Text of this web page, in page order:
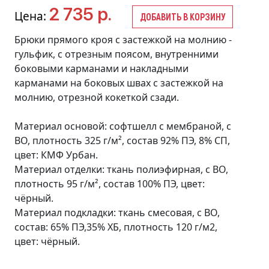
Цена: 2 735 р. ДОБАВИТЬ В КОРЗИНУ
Брюки прямого кроя с застежкой на молнию -
гульфик, с отрезным поясом, внутренними
боковыми карманами и накладными
карманами на боковых швах с застежкой на
молнию, отрезной кокеткой сзади.
Материал основой: софтшелл с мембраной, с
ВО, плотность 325 г/м², состав 92% ПЭ, 8% СП,
цвет: КМФ Урбан.
Материал отделки: ткань полиэфирная, с ВО,
плотность 95 г/м², состав 100% ПЭ, цвет:
чёрный.
Материал подкладки: ткань смесовая, с ВО,
состав: 65% ПЭ,35% ХБ, плотность 120 г/м2,
цвет: чёрный.